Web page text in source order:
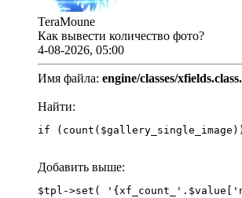
TeraMoune
Как вывести количество фото?
4-08-2026, 05:00
Имя файла: engine/classes/
Найти:
if
Добавить выше: